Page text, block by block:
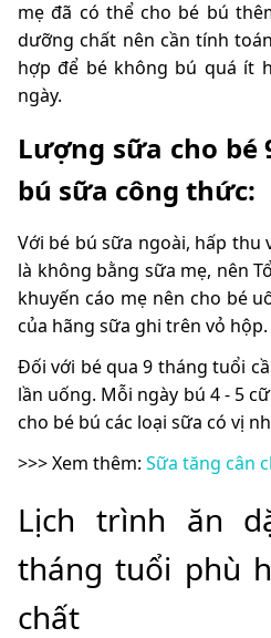
mẹ đã có thể cho bé bú
dưỡng chất nên cần tính
hợp để bé không bú quá ít
ngày.
Lượng sữa cho
bú sữa công thức:
Với bé bú sữa ngoài, hấp thu
là không bằng sữa mẹ, nên
khuyến cáo mẹ nên cho bé
của hãng sữa ghi trên vỏ hộp.
Đối với bé qua 9 tháng tuổi
lần uống. Mỗi ngày bú 4 - 5
cho bé bú các loại sữa có vị
>>> Xem thêm: Sữa tăng cân
Lịch trình ăn
tháng tuổi phù
chất